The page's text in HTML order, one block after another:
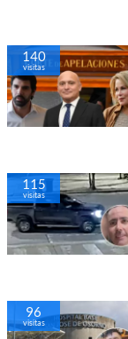
140
visitas
115
visitas
96
visitas